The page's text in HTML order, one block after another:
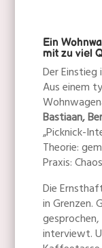
Ein
mit zu viel
Der Einstieg
Aus einem
Bastiaan,
„Picknick-
Theorie:
Praxis:
Die
in Grenzen.
interviewt.